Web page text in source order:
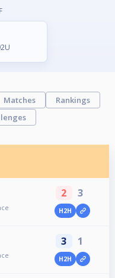
Matches
Rankings
2 3
H2H
3 1
H2H